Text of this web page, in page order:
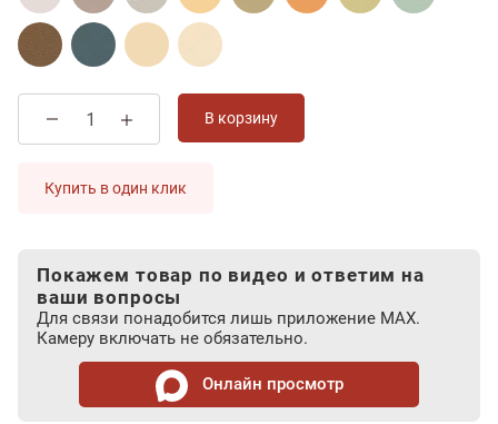
В корзину
Купить в один клик
Покажем товар по видео и ответим на
ваши вопросы
Для связи понадобится лишь приложение MAX.
Камеру включать не обязательно.
Онлайн просмотр